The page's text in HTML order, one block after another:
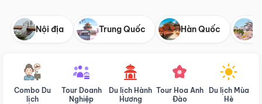
Nội địa Trung Quốc Hàn Quốc
Combo Du
lịch
Tour Doanh
Nghiệp
Du lịch Hành
Hương
Tour Hoa Anh
Đào
Du lịch Mùa
Hè